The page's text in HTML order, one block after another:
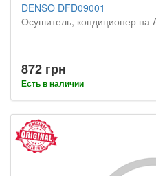
DENSO DFD09001
Осушитель, кондиционер на
872 грн
Есть в наличии